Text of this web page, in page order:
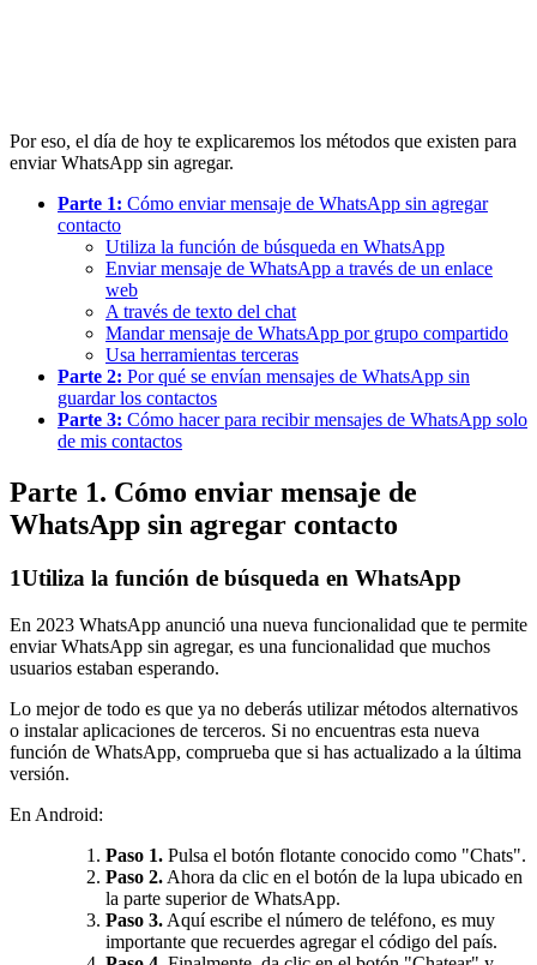
Por eso, el día de hoy te explicaremos los métodos que existen para
enviar WhatsApp sin agregar.
Parte 1: Cómo enviar mensaje de WhatsApp sin agregar
contacto
Utiliza la función de búsqueda en WhatsApp
Enviar mensaje de WhatsApp a través de un enlace
web
A través de texto del chat
Mandar mensaje de WhatsApp por grupo compartido
Usa herramientas terceras
Parte 2: Por qué se envían mensajes de WhatsApp sin
guardar los contactos
Parte 3: Cómo hacer para recibir mensajes de WhatsApp solo
de mis contactos
Parte 1. Cómo enviar mensaje de
WhatsApp sin agregar contacto
1Utiliza la función de búsqueda en WhatsApp
En 2023 WhatsApp anunció una nueva funcionalidad que te permite
enviar WhatsApp sin agregar, es una funcionalidad que muchos
usuarios estaban esperando.
Lo mejor de todo es que ya no deberás utilizar métodos alternativos
o instalar aplicaciones de terceros. Si no encuentras esta nueva
función de WhatsApp, comprueba que si has actualizado a la última
versión.
En Android:
Paso 1. Pulsa el botón flotante conocido como "Chats".
Paso 2. Ahora da clic en el botón de la lupa ubicado en
la parte superior de WhatsApp.
Paso 3. Aquí escribe el número de teléfono, es muy
importante que recuerdes agregar el código del país.